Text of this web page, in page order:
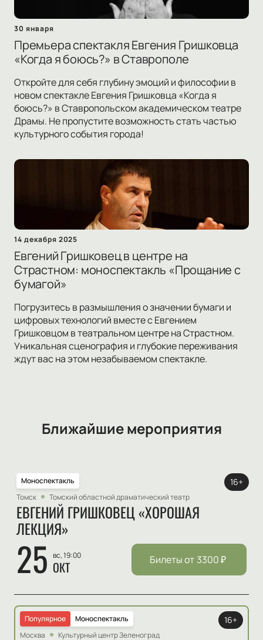
30 января
Премьера спектакля Евгения Гришковца
«Когда я боюсь?» в Ставрополе
Откройте для себя глубину эмоций и философии в
новом спектакле Евгения Гришковца «Когда я
боюсь?» в Ставропольском академическом театре
Драмы. Не пропустите возможность стать частью
культурного события города!
14 декабря 2025
Евгений Гришковец в центре на
Страстном: моноспектакль «Прощание с
бумагой»
Погрузитесь в размышления о значении бумаги и
цифровых технологий вместе с Евгением
Гришковцом в театральном центре на Страстном.
Уникальная сценография и глубокие переживания
ждут вас на этом незабываемом спектакле.
Ближайшие мероприятия
Моноспектакль
Томск
Томский областной драматический театр
ЕВГЕНИЙ ГРИШКОВЕЦ «ХОРОШАЯ
ЛЕКЦИЯ»
25 вс, 19:00
ОКТ
16+
Билеты от 3300₽
Моноспектакль
Популярное
Москва
Культурный центр Зеленоград
16+